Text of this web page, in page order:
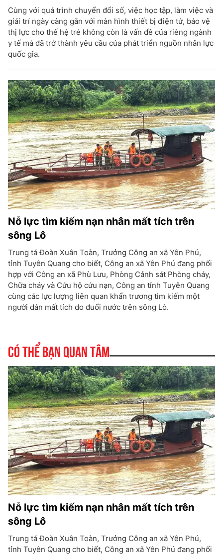
Cùng với quá trình chuyển đổi số, việc học tập, làm việc và
giải trí ngày càng gắn với màn hình thiết bị điện tử, bảo vệ
thị lực cho thế hệ trẻ không còn là vấn đề của riêng ngành
y tế mà đã trở thành yêu cầu của phát triển nguồn nhân lực
quốc gia.
Nỗ lực tìm kiếm nạn nhân mất tích trên
sông Lô
Trung tá Đoàn Xuân Toàn, Trưởng Công an xã Yên Phú,
tỉnh Tuyên Quang cho biết, Công an xã Yên Phú đang phối
hợp với Công an xã Phù Lưu, Phòng Cảnh sát Phòng cháy,
Chữa cháy và Cứu hộ cứu nạn, Công an tỉnh Tuyên Quang
cùng các lực lượng liên quan khẩn trương tìm kiếm một
người dân mất tích do đuối nước trên sông Lô.
Có thể bạn quan tâm
Nỗ lực tìm kiếm nạn nhân mất tích trên
sông Lô
Trung tá Đoàn Xuân Toàn, Trưởng Công an xã Yên Phú,
tỉnh Tuyên Quang cho biết, Công an xã Yên Phú đang phối